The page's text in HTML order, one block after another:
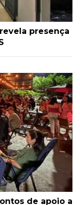
presença
de apoio a